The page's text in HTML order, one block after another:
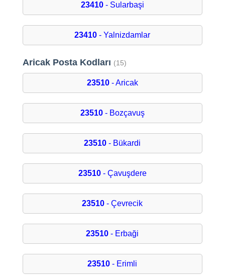
23410- Sularbaşi
23410 - Yalnizdamlar
Aricak Posta Kodları (15)
23510- Aricak
23510- Bozçavuş
23510 - Bükardi
23510- Çavuşdere
23510 - Çevrecik
23510 - Erbaği
23510 - Erimli